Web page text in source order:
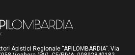
Apistici Regionale “APILOMBARDIA”. Via